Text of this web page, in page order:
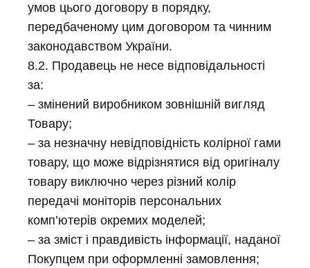
умов цього договору в порядку,
передбаченому цим договором та чинним
законодавством України.
8.2. Продавець не несе відповідальності
за:
– змінений виробником зовнішній вигляд
Товару;
– за незначну невідповідність колірної гами
товару, що може відрізнятися від оригіналу
товару виключно через різний колір
передачі моніторів персональних
комп’ютерів окремих моделей;
– за зміст і правдивість інформації, наданої
Покупцем при оформленні замовлення;